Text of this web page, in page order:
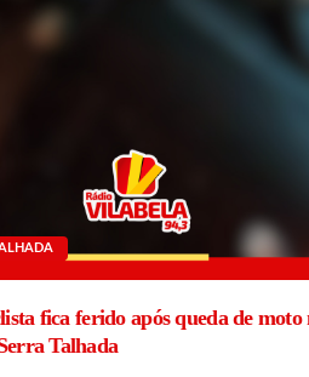
fica ferido após queda de moto
Talhada